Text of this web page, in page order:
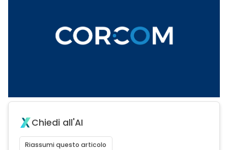
Chiedi all'AI
Riassumi questo articolo